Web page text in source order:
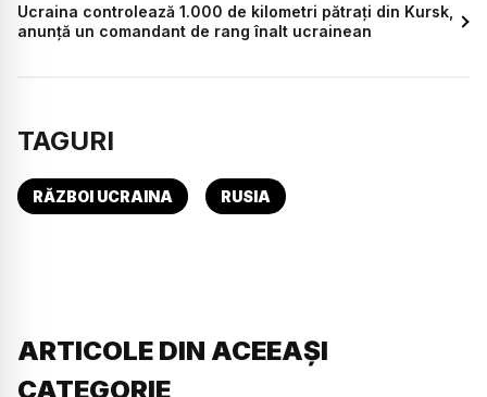
Ucraina controlează 1.000 de kilometri pătrați din Kursk,
anunță un comandant de rang înalt ucrainean
TAGURI
RĂZBOI UCRAINA RUSIA
ARTICOLE DIN ACEEAȘI
CATEGORIE